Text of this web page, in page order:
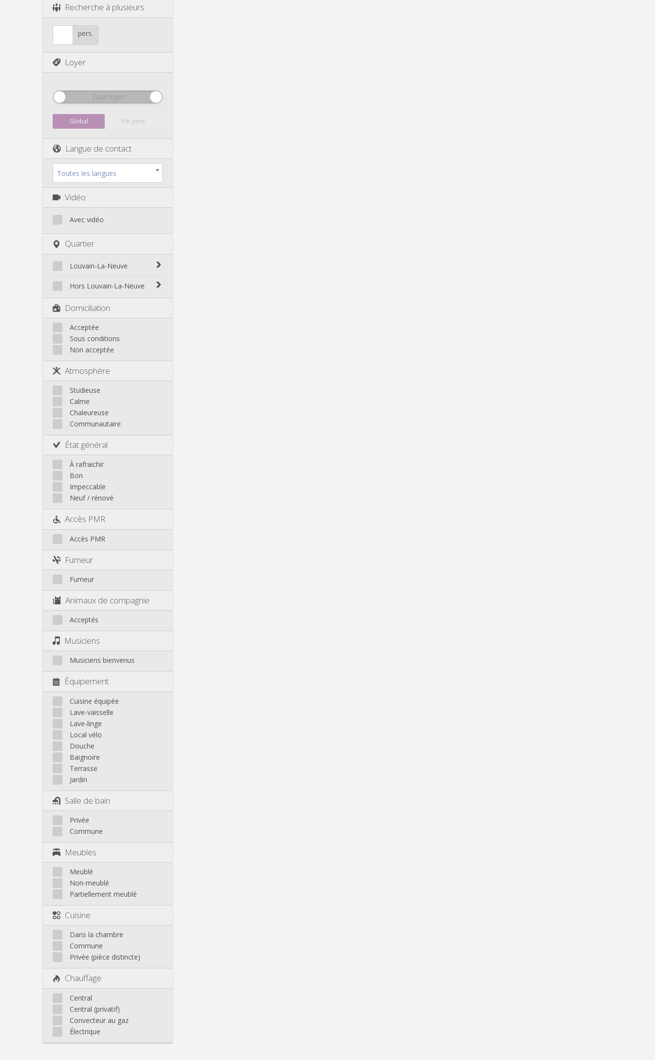
Recherche à plusieurs
pers.
Loyer
Tout loyer
Global Par pers.
Langue de contact
Toutes les langues
Vidéo
Avec vidéo
Quartier
Louvain-La-Neuve
Biéreau
Centre
L'Hocaille
La Baraque
Lauzelle
Les Bruyères
Hors Louvain-La-Neuve
Genappe
Mont-Saint-Guibert
Nivelles
Ottignies
Rixensart
Walhain
Wavre
Autre
Domiciliation
Acceptée
Sous conditions
Non acceptée
Atmosphère
Studieuse
Calme
Chaleureuse
Communautaire
État général
À rafraichir
Bon
Impeccable
Neuf / rénové
Accès PMR
Accès PMR
Fumeur
Fumeur
Animaux de compagnie
Acceptés
Musiciens
Musiciens bienvenus
Équipement
Cuisine équipée
Lave-vaisselle
Lave-linge
Local vélo
Douche
Baignoire
Terrasse
Jardin
Salle de bain
Privée
Commune
Meubles
Meublé
Non-meublé
Partiellement meublé
Cuisine
Dans la chambre
Commune
Privée (pièce distincte)
Chauffage
Central
Central (privatif)
Convecteur au gaz
Électrique